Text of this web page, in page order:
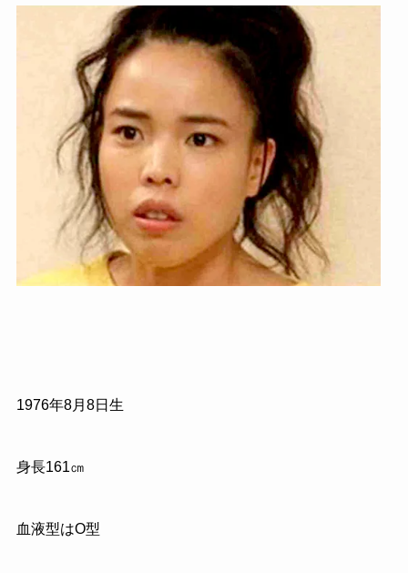
1976年8月 8日生
身長161㎝
血液型はO型